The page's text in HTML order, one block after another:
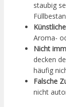
staubig
Aroma-
Nicht
decken
häufig
Falsche
nicht